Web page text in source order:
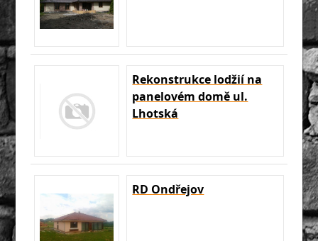
Rekonstrukce lodžií na
panelovém domě ul.
Lhotská
RD Ondřejov